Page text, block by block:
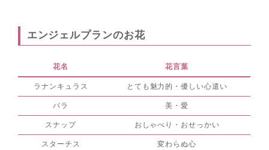
エンジェルプランのお花
花名 花言葉
ラナンキュラス とても魅力的・優しい心遣い
バラ 美・愛
スナップ おしゃべり・おせっかい
スターチス 変わらぬ心